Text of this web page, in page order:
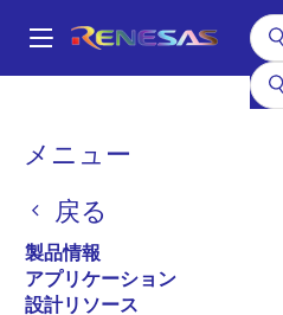
ン
Main
メニュー
戻る
製品情報
アプリケーション
設計リソース
パ
く
ず
パワー & パワーマネ
ISL85003A
ISL85003A
アクティブ
高効率3A同期整流型